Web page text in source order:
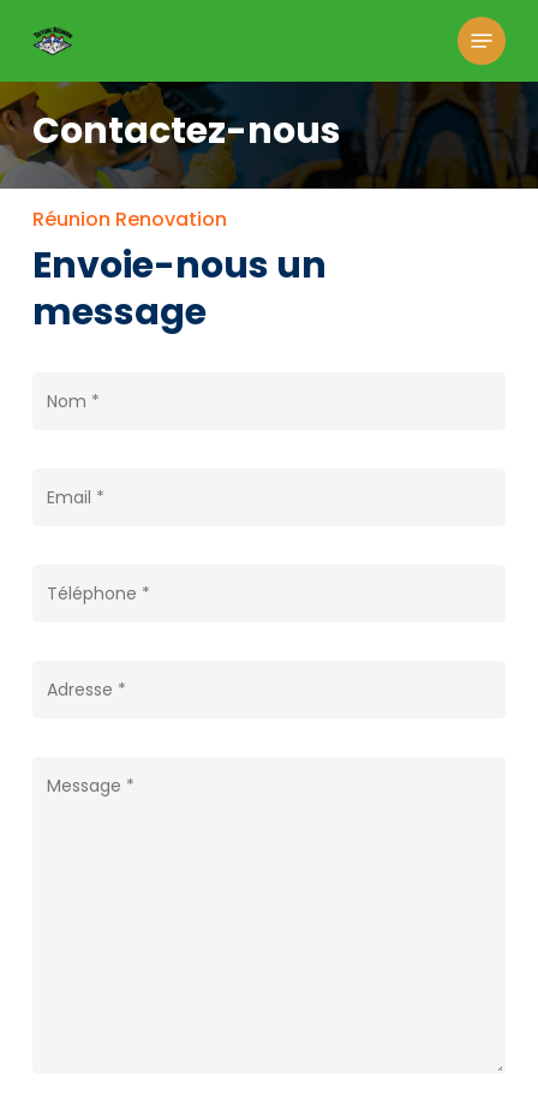
main
content
Menu
Contactez-nous
Réunion Renovation
Envoie-nous un
message